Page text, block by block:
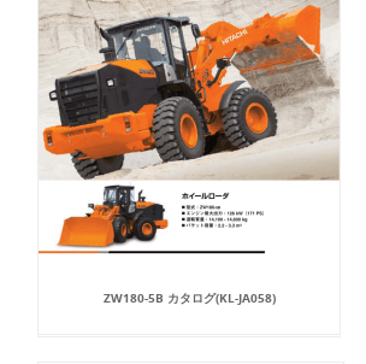
ZW180-5B カタログ(KL-JA058)